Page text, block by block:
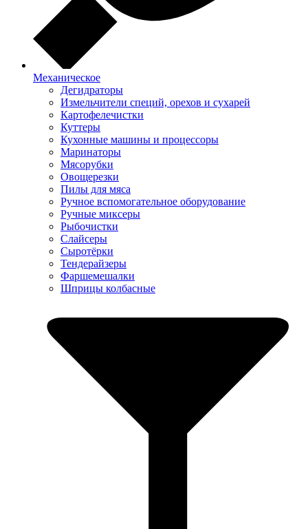
Механическое
Дегидраторы
Измельчители специй, орехов и сухарей
Картофелечистки
Куттеры
Кухонные машины и процессоры
Маринаторы
Мясорубки
Овощерезки
Пилы для мяса
Ручное вспомогательное оборудование
Ручные миксеры
Рыбочистки
Слайсеры
Сыротёрки
Тендерайзеры
Фаршемешалки
Шприцы колбасные